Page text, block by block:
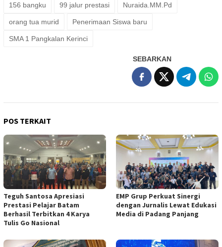
156 bangku 99 jalur prestasi Nuraida.MM.Pd
orang tua murid Penerimaan Siswa baru
SMA 1 Pangkalan Kerinci
SEBARKAN
POS TERKAIT
Teguh Santosa Apresiasi
Prestasi Pelajar Batam
Berhasil Terbitkan 4 Karya
Tulis Go Nasional
EMP Grup Perkuat Sinergi
dengan Jurnalis Lewat Edukasi
Media di Padang Panjang